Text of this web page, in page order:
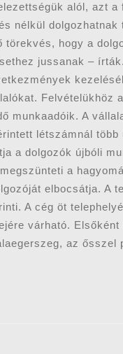
alól, azt
nélkül
törekvés, hogy a
jussanak –
Felvételükhöz
munkaadóik. A
létszámnál
a dolgozók újbóli
a
elbocsátja. A
A cég öt
várható.
az ősszel